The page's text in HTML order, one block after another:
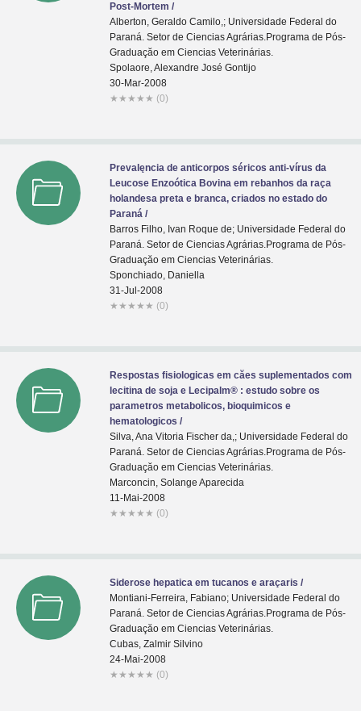
Post-Mortem /
Alberton, Geraldo Camilo,; Universidade Federal do
Paraná. Setor de Ciencias Agrárias.Programa de Pós-
Graduaçăo em Ciencias Veterinárias.
Spolaore, Alexandre José Gontijo
30-Mar-2008
★ ★ ★ ★ ★ (0)
Prevalęncia de anticorpos séricos anti-vírus da
Leucose Enzoótica Bovina em rebanhos da raça
holandesa preta e branca, criados no estado do
Paraná /
Barros Filho, Ivan Roque de; Universidade Federal do
Paraná. Setor de Ciencias Agrárias.Programa de Pós-
Graduaçăo em Ciencias Veterinárias.
Sponchiado, Daniella
31-Jul-2008
★ ★ ★ ★ ★ (0)
Respostas fisiologicas em căes suplementados com
lecitina de soja e Lecipalm® : estudo sobre os
parametros metabolicos, bioquimicos e
hematologicos /
Silva, Ana Vitoria Fischer da,; Universidade Federal do
Paraná. Setor de Ciencias Agrárias.Programa de Pós-
Graduaçăo em Ciencias Veterinárias.
Marconcin, Solange Aparecida
11-Mai-2008
★ ★ ★ ★ ★ (0)
Siderose hepatica em tucanos e araçaris /
Montiani-Ferreira, Fabiano; Universidade Federal do
Paraná. Setor de Ciencias Agrárias.Programa de Pós-
Graduaçăo em Ciencias Veterinárias.
Cubas, Zalmir Silvino
24-Mai-2008
★ ★ ★ ★ ★ (0)